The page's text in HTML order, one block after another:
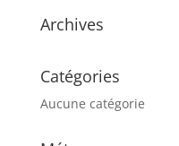
Archives
Catégories
Aucune catégorie